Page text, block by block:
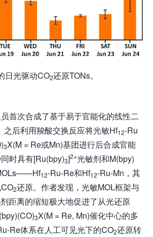
日光驱动CO2还原TONs。
首次合成了基于易于官能化的线性二
之后利用羧酸交换反应将光敏Hf12-Ru
3X(M = Re或Mn)基团进行后合成官能
时具有[Ru(bpy)3]2+光敏剂和M(bpy)
12-Ru-Re和Hf12-Ru-Mn，其
2还原。作者发现，光敏MOL框架与
距离的缩短极大地促进了从光还原
(bpy)(CO)3X(M = Re, Mn)催化中心的多
Re体系在人工可见光下的CO2还原转